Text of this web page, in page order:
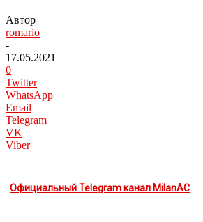
Автор
romario
-
17.05.2021
0
Twitter
WhatsApp
Email
Telegram
VK
Viber
Официальный Telegram канал MilanAC